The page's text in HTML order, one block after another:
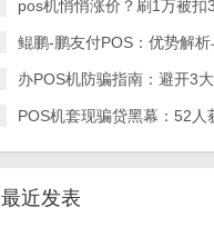
pos机悄悄涨价？刷1万被扣300
鲲鹏-鹏友付POS：优势解
办POS机防骗指南：避开3大
POS机套现骗贷黑幕：52人获刑，最高刑
最近发表